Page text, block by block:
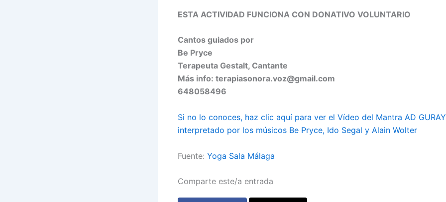
ESTA ACTIVIDAD FUNCIONA CON DONATIVO VOLUNTARIO
Cantos guiados por
Be Pryce
Terapeuta Gestalt, Cantante
Más info: terapiasonora.voz@gmail.com
648058496
Si no lo conoces, haz clic aquí para ver el Vídeo del Mantra AD
interpretado por los músicos Be Pryce, Ido Segal y Alain Wolter
Fuente: Yoga Sala Málaga
Comparte este/a entrada